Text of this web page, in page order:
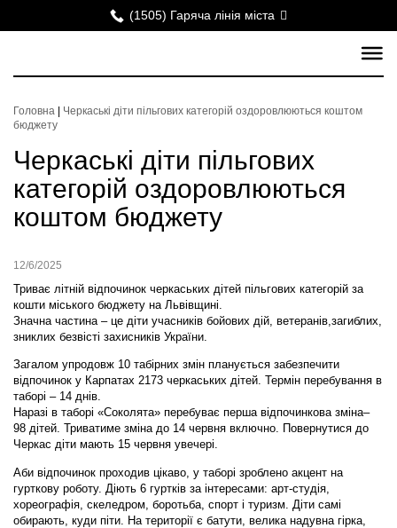
(1505) Гаряча лінія міста
Головна
Черкаські діти пільгових категорій оздоровлюються коштом
бюджету
Черкаські діти пільгових
категорій оздоровлюються
коштом бюджету
12/6/2025
Триває літній відпочинок черкаських дітей пільгових категорій за
кошти міського бюджету на Львівщині.
Значна частина – це діти учасників бойових дій, ветеранів,загиблих,
зниклих безвісті захисників України.
Загалом упродовж 10 табірних змін планується забезпечити
відпочинок у Карпатах 2173 черкаських дітей. Термін перебування в
таборі – 14 днів.
Наразі в таборі «Соколята» перебуває перша відпочинкова зміна–
98 дітей. Триватиме зміна до 14 червня включно. Повернутися до
Черкас діти мають 15 червня увечері.
Аби відпочинок проходив цікаво, у таборі зроблено акцент на
гурткову роботу. Діють 6 гуртків за інтересами: арт-студія,
хореографія, скеледром, боротьба, спорт і туризм. Діти самі
обирають, куди піти. На території є батути, велика надувна гірка,